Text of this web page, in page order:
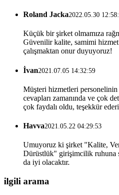
Roland Jacka2022.05.30
Küçük bir şirket olmamıza
Güvenilir kalite, samimi
çalışmaktan onur duyuyoruz!
İvan2021.07.05 14:32:59
Müşteri hizmetleri
cevapları zamanında ve çok
çok faydalı oldu, teşekkür
Havva2021.05.22 04:29:53
Umuyoruz ki şirket "Kalite,
Dürüstlük" girişimcilik ruhuna
da iyi olacaktır.
ilgili arama